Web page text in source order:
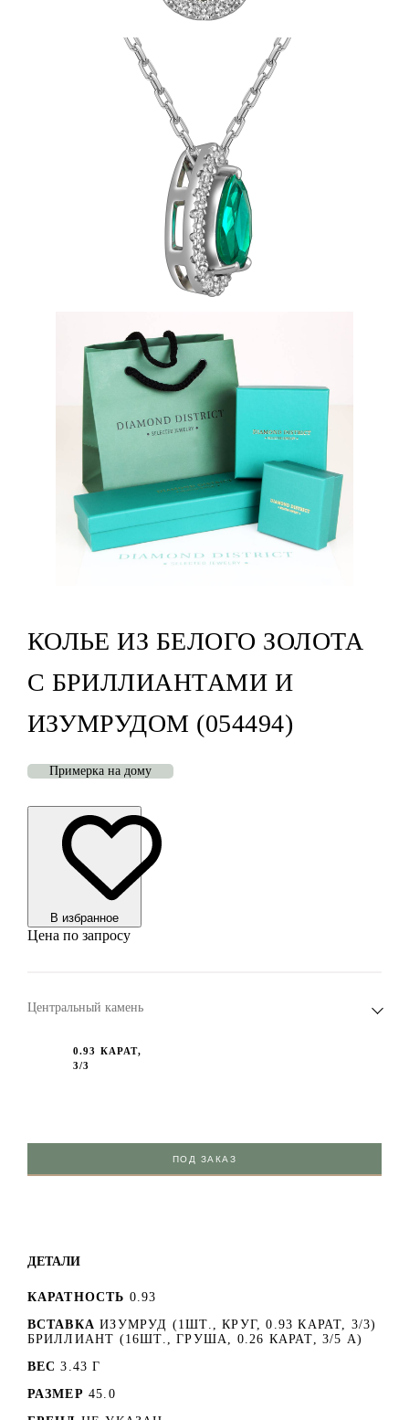
КОЛЬЕ ИЗ БЕЛОГО ЗОЛОТА
С БРИЛЛИАНТАМИ И
ИЗУМРУДОМ (054494)
Примерка на дому
В избранноe
Цена по запросу
Центральный камень
0.93 КАРАТ,
3/3
ПОД ЗАКАЗ
ДЕТАЛИ
КАРАТНОСТЬ 0.93
ВСТАВКА ИЗУМРУД (1ШТ., КРУГ, 0.93 КАРАТ, 3/3)
БРИЛЛИАНТ (16ШТ., ГРУША, 0.26 КАРАТ, 3/5 А)
ВЕС 3.43 Г
РАЗМЕР 45.0